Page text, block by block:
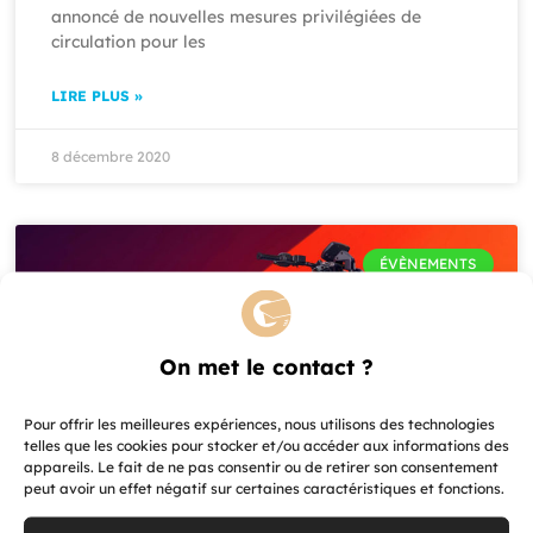
On met le contact ?
Pour offrir les meilleures expériences, nous utilisons des technologies
telles que les cookies pour stocker et/ou accéder aux informations des
appareils. Le fait de ne pas consentir ou de retirer son consentement
peut avoir un effet négatif sur certaines caractéristiques et fonctions.
annoncé de nouvelles mesures privilégiées de
circulation pour les
LIRE PLUS »
8 décembre 2020
ÉVÈNEMENTS